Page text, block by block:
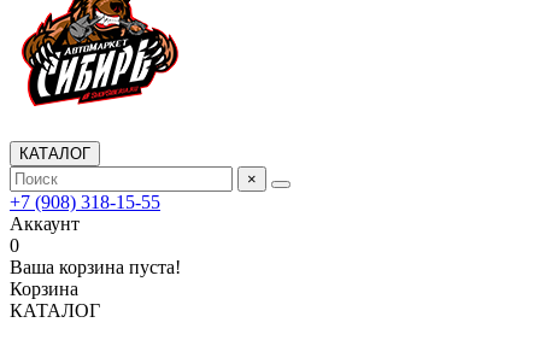
КАТАЛОГ
×
+7 (908) 318-15-55
Аккаунт
0
Ваша корзина пуста!
Корзина
КАТАЛОГ